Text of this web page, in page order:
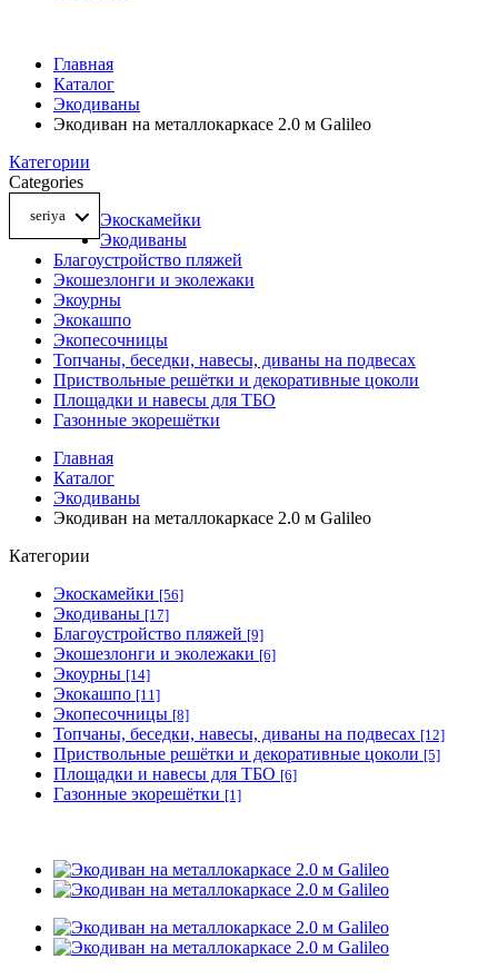
Главная
Каталог
Экодиваны
Экодиван на металлокаркасе 2.0 м Galileo
Категории
Categories
seriya
Экоскамейки
Экодиваны
Благоустройство пляжей
Экошезлонги и эколежаки
Экоурны
Экокашпо
Экопесочницы
Топчаны, беседки, навесы, диваны на подвесах
Приствольные решётки и декоративные цоколи
Площадки и навесы для ТБО
Газонные экорешётки
Главная
Каталог
Экодиваны
Экодиван на металлокаркасе 2.0 м Galileo
Категории
Экоскамейки [56]
Экодиваны [17]
Благоустройство пляжей [9]
Экошезлонги и эколежаки [6]
Экоурны [14]
Экокашпо [11]
Экопесочницы [8]
Топчаны, беседки, навесы, диваны на подвесах [12]
Приствольные решётки и декоративные цоколи [5]
Площадки и навесы для ТБО [6]
Газонные экорешётки [1]